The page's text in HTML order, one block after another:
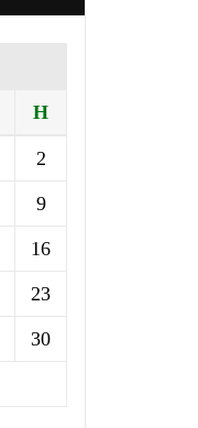
Н
2
9
16
23
30